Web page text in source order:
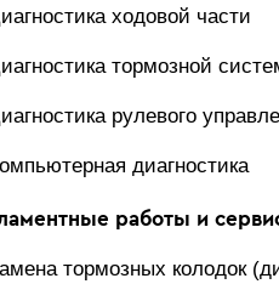
ходовой части
тормозной
рулевого
диагностика
работы и
тормозных колодок